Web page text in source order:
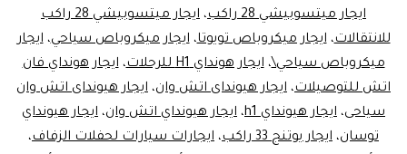
سفر
مميزة
ايجار ميتسوبيشي 28 راكب
،
ايجار ميتسوبيشي 28 راكب
للانتقالات،ايجار ميكروباص تويوتا،ايجار ميكروباص سياحي،ايجار
ميكروباص سياحي\،ايجار هونداي H1 للرحلات ،ايجار هونداي فان
اتش للتوصيلات، ايجار هيونداى اتش وان، ايجار هيونداى اتش وان
سياحى، ايجار هيونداي h1 ، ايجار هيونداي اتش وان، ايجار هيونداي
توسان، ايجار يوتنج 33 راكب ، ايجارات سيارات لحفلات الزفاف،